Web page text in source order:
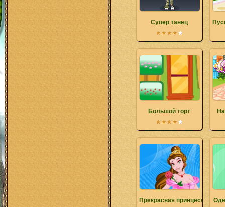
Супер танец
Большой торт
Прекрасная принцесса